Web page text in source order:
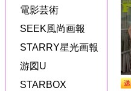
電影芸術
SEEK風尚画報
STARRY星光画報
游図U
STARBOX